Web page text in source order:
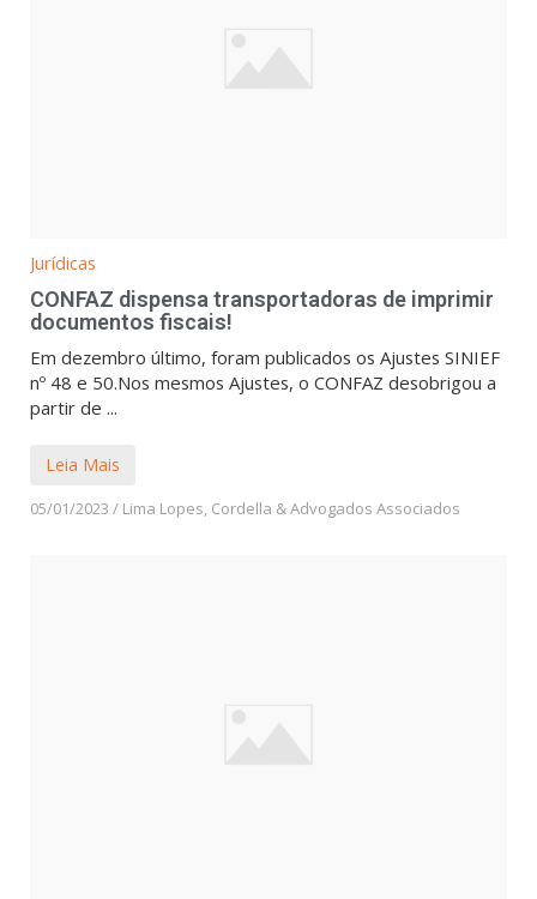
Jurídicas
CONFAZ dispensa transportadoras de imprimir
documentos fiscais!
Em dezembro último, foram publicados os Ajustes SINIEF
nº 48 e 50.Nos mesmos Ajustes, o CONFAZ desobrigou a
partir de ...
Leia Mais
05/01/2023 / Lima Lopes, Cordella & Advogados Associados